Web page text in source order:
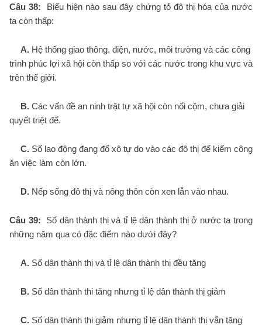
Câu 38: Biểu hiện nào sau đây chứng tỏ đô thị hóa của nước
ta còn thấp:
A. Hệ thống giao thông, điện, nước, môi trường và các công
trình phúc lợi xã hội còn thấp so với các nước trong khu vực và
trên thế giới.
B. Các vấn đề an ninh trật tự xã hội còn nổi cộm, chưa giải
quyết triệt để.
C. Số lao động đang đổ xô tự do vào các đô thị để kiếm công
ăn việc làm còn lớn.
D. Nếp sống đô thị và nông thôn còn xen lẫn vào nhau.
Câu 39: Số dân thành thị và tỉ lệ dân thành thị ở nước ta trong
những năm qua có đặc điểm nào dưới đây?
A. Số dân thành thị và tỉ lệ dân thành thị đều tăng
B. Số dân thành thi tăng nhưng tỉ lệ dân thành thị giảm
C. Số dân thành thi giảm nhưng tỉ lệ dân thành thị vẫn tăng